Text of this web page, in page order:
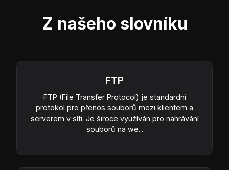
Z našeho slovníku
FTP
FTP (File Transfer Protocol) je standardní
protokol pro přenos souborů mezi klientem a
serverem v síti. Je široce využíván pro nahrávání
souborů na we...